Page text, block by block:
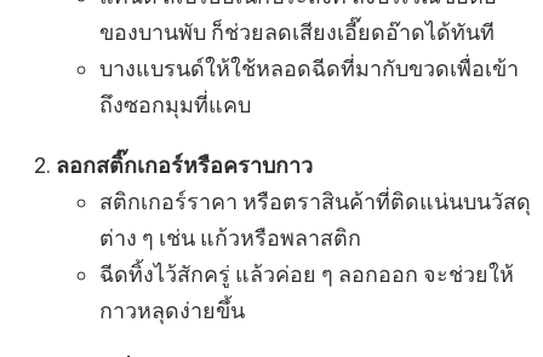
ของบานพับ ก็ช่วยลดเสียงเอี๊ยดอ๊าดได้ทันที
บางแบรนด์ให้ใช้หลอดฉีดที่มากับขวดเพื่อเข้า
ถึงซอกมุมที่แคบ
ลอกสติ๊กเกอร์หรือคราบกาว
สติกเกอร์ราคา หรือตราสินค้าที่ติดแน่นบนวัสดุ
ต่าง ๆ เช่น แก้วหรือพลาสติก
ฉีดทิ้งไว้สักครู่ แล้วค่อย ๆ ลอกออก จะช่วยให้
กาวหลุดง่ายขึ้น